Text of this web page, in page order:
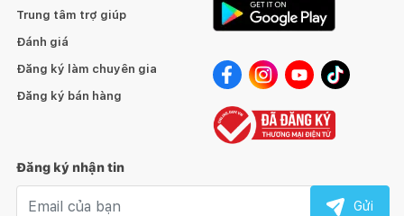
Trung tâm trợ giúp
Đánh giá
Đăng ký làm chuyên gia
Đăng ký bán hàng
Đăng ký nhận tin
Gửi